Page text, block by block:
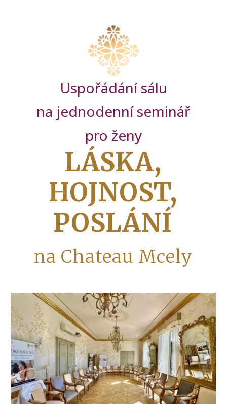
Uspořádání sálu
na jednodenní seminář
pro ženy
LÁSKA,
HOJNOST,
POSLÁNÍ
na Chateau Mcely